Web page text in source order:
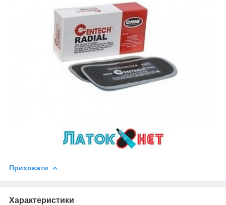
Приховати
Характеристики